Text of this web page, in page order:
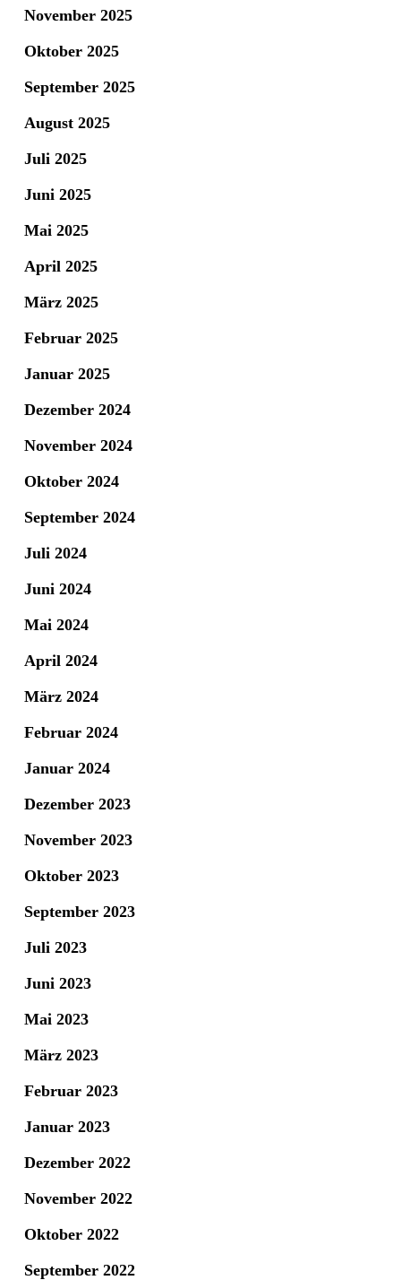
November 2025
Oktober 2025
September 2025
August 2025
Juli 2025
Juni 2025
Mai 2025
April 2025
März 2025
Februar 2025
Januar 2025
Dezember 2024
November 2024
Oktober 2024
September 2024
Juli 2024
Juni 2024
Mai 2024
April 2024
März 2024
Februar 2024
Januar 2024
Dezember 2023
November 2023
Oktober 2023
September 2023
Juli 2023
Juni 2023
Mai 2023
März 2023
Februar 2023
Januar 2023
Dezember 2022
November 2022
Oktober 2022
September 2022